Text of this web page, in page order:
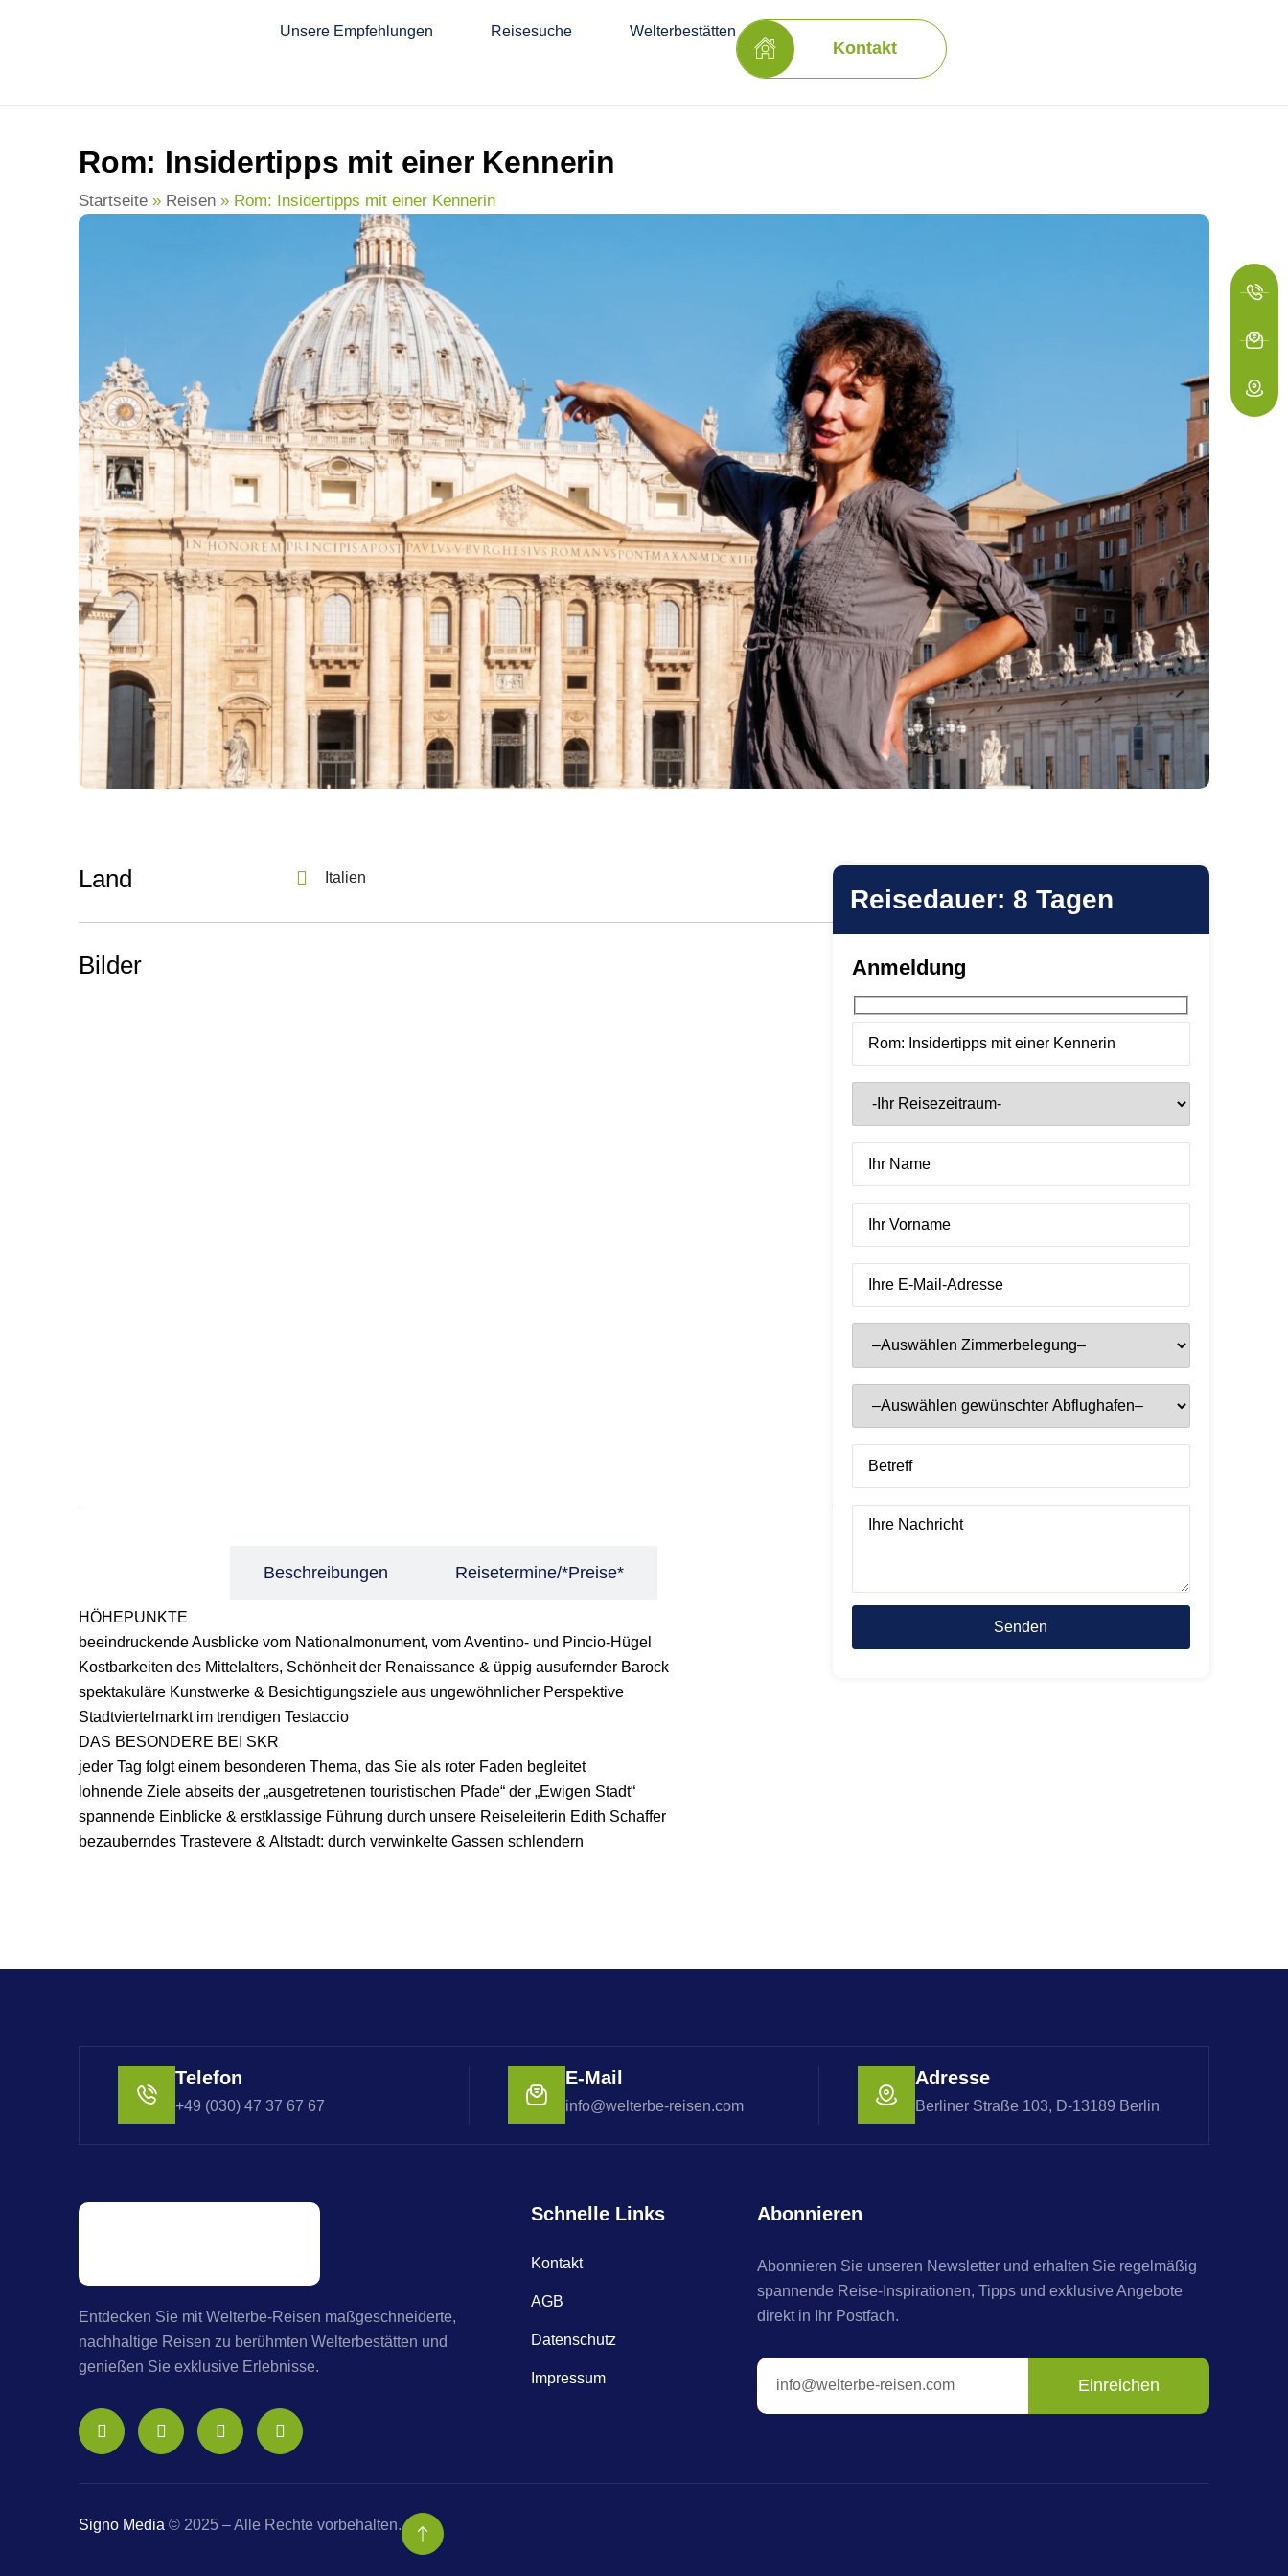
Unsere Empfehlungen Reisesuche Welterbestätten
Kontakt
Rom: Insidertipps mit einer Kennerin
Startseite » Reisen » Rom: Insidertipps mit einer Kennerin
Land Italien
Bilder
Beschreibungen Reisetermine/*Preise*
HÖHEPUNKTE
beeindruckende Ausblicke vom Nationalmonument, vom Aventino- und Pincio-Hügel
Kostbarkeiten des Mittelalters, Schönheit der Renaissance & üppig ausufernder Barock
spektakuläre Kunstwerke & Besichtigungsziele aus ungewöhnlicher Perspektive
Stadtviertelmarkt im trendigen Testaccio
DAS BESONDERE BEI SKR
jeder Tag folgt einem besonderen Thema, das Sie als roter Faden begleitet
lohnende Ziele abseits der „ausgetretenen touristischen Pfade“ der „Ewigen Stadt“
spannende Einblicke & erstklassige Führung durch unsere Reiseleiterin Edith Schaffer
bezauberndes Trastevere & Altstadt: durch verwinkelte Gassen schlendern
Reisedauer: 8 Tagen
Anmeldung
Telefon
+49 (030) 47 37 67 67
E-Mail
info@welterbe-reisen.com
Adresse
Berliner Straße 103, D-13189 Berlin
Entdecken Sie mit Welterbe-Reisen maßgeschneiderte,
nachhaltige Reisen zu berühmten Welterbestätten und
genießen Sie exklusive Erlebnisse.
Schnelle Links
Kontakt
AGB
Datenschutz
Impressum
Abonnieren
Abonnieren Sie unseren Newsletter und erhalten Sie regelmäßig
spannende Reise-Inspirationen, Tipps und exklusive Angebote
direkt in Ihr Postfach.
Einreichen
Signo Media © 2025 – Alle Rechte vorbehalten.